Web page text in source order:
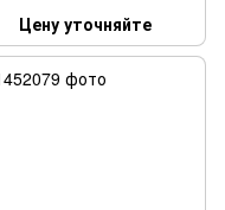
Цену уточняйте